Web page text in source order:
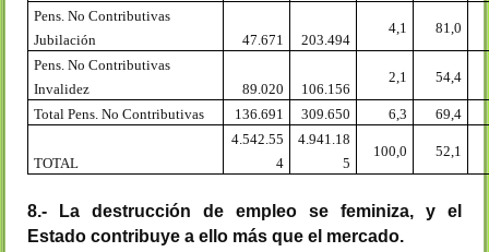
Pens. No Contributivas
Jubilación
47.671 203.494
4,1 81,0
Pens. No Contributivas
Invalidez
89.020 106.156
2,1 54,4
Total Pens. No Contributivas 136.691 309.650 6,3 69,4
TOTAL
4.542.55
4
4.941.18
5
100,0 52,1
8.- La destrucción de empleo se feminiza, y el
Estado contribuye a ello más que el mercado.